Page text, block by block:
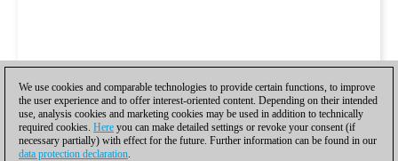
We use cookies and comparable technologies to provide certain functions, to improve
the user experience and to offer interest-oriented content. Depending on their intended
use, analysis cookies and marketing cookies may be used in addition to technically
required cookies. Here you can make detailed settings or revoke your consent (if
necessary partially) with effect for the future. Further information can be found in our
data protection declaration.